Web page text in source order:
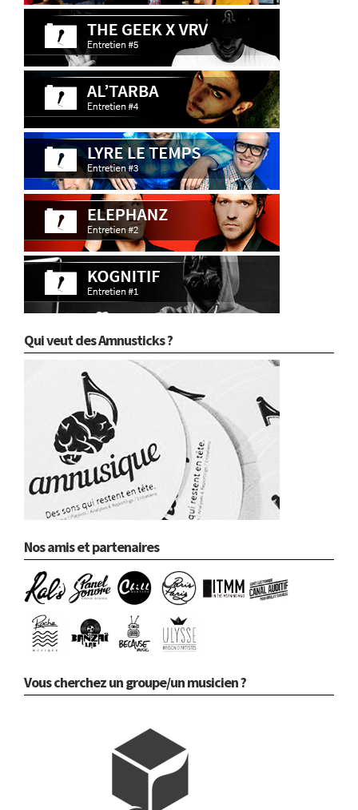
Qui veut des Amnusticks ?
Nos amis et partenaires
Vous cherchez un groupe/un musicien ?